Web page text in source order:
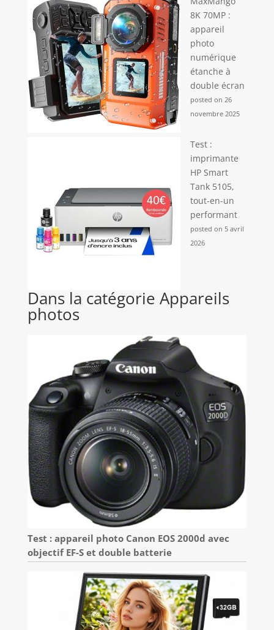
8K 70MP :
appareil
photo
numérique
étanche à
double écran
posted on 26
novembre 2025
Test :
imprimante
HP Smart
Tank 5105,
tout-en-un
performant
posted on 5 avril
2026
Dans la catégorie Appareils
photos
Test : appareil photo Canon EOS 2000d avec
objectif EF-S et double batterie